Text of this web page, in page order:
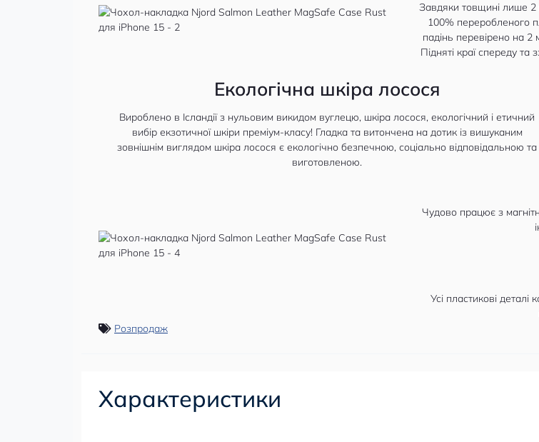
Завдяки товщині лише 2
100% переробленого
падінь перевірено на
Підняті краї спереду
Екологічна шкіра лосося
Вироблено в Ісландії з нульовим викидом вуглецю, шкіра лосося, екологічний і етичний
вибір екзотичної шкіри преміум-класу! Гладка та витончена на дотик із вишуканим
зовнішнім виглядом шкіра лосося є екологічно безпечною, соціально відповідальною та
виготовленою.
Чудово працює з
Усі пластикові деталі
Розпродаж
Характеристики